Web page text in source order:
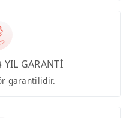
GARANTİ
garantilidir.